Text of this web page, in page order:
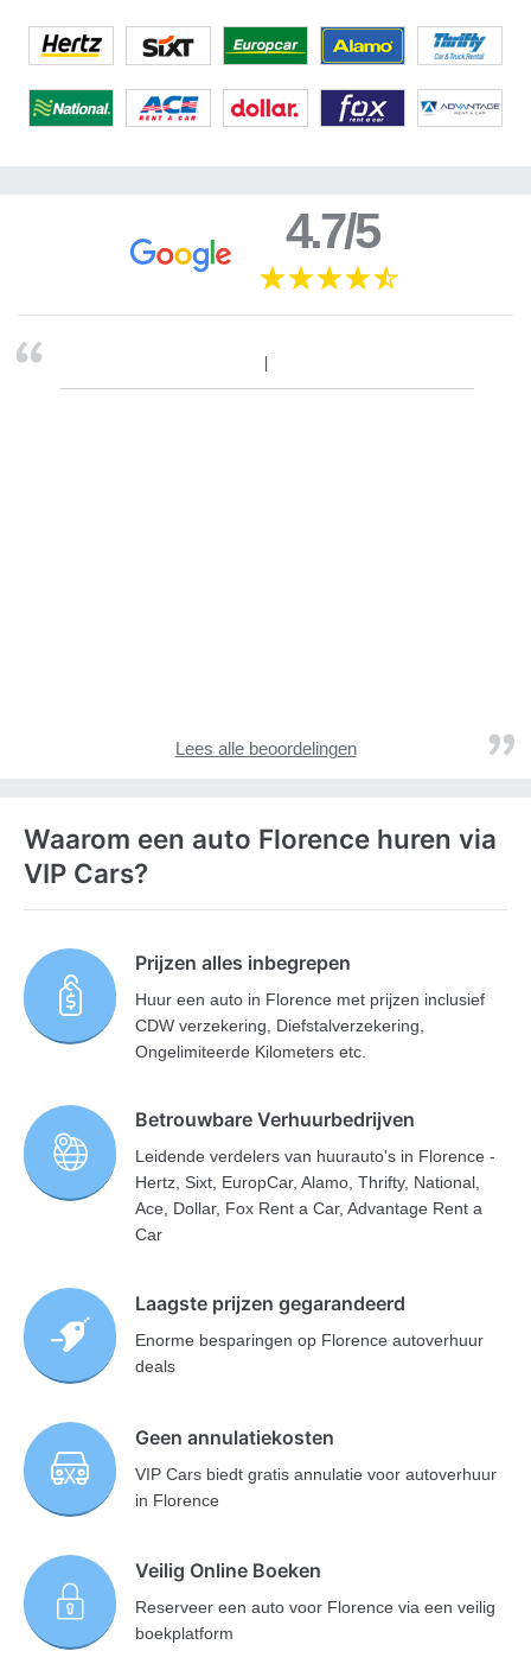
4.7/5
Lees alle beoordelingen
Waarom een auto Florence huren via
VIP Cars?
Prijzen alles inbegrepen
Huur een auto in Florence met prijzen inclusief
CDW verzekering, Diefstalverzekering,
Ongelimiteerde Kilometers etc.
Betrouwbare Verhuurbedrijven
Leidende verdelers van huurauto's in Florence -
Hertz, Sixt, EuropCar, Alamo, Thrifty, National,
Ace, Dollar, Fox Rent a Car, Advantage Rent a
Car
Laagste prijzen gegarandeerd
Enorme besparingen op Florence autoverhuur
deals
Geen annulatiekosten
VIP Cars biedt gratis annulatie voor autoverhuur
in Florence
Veilig Online Boeken
Reserveer een auto voor Florence via een veilig
boekplatform